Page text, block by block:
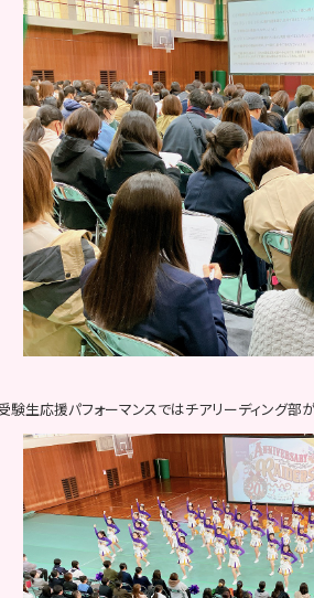
験生応援パフォーマンスではチアリーディング部